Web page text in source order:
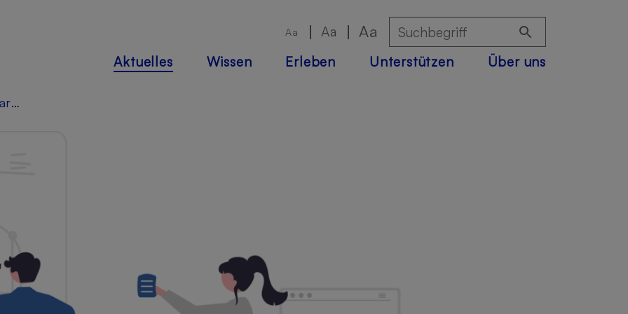
Aa Aa Aa
Aktuelles Wissen Erleben Unterstützen Über uns
Forum Seniorenarbeit NRW: Frühjahrsakademie "Digitalisierung mitgedacht"